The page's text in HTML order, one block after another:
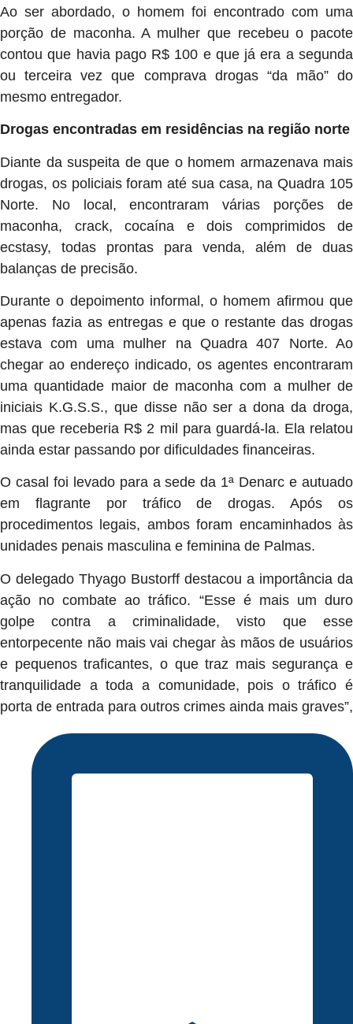
Ao ser abordado, o homem foi encontrado com uma
porção de maconha. A mulher que recebeu o pacote
contou que havia pago R$ 100 e que já era a segunda
ou terceira vez que comprava drogas “da mão” do
mesmo entregador.
Drogas encontradas em residências na região norte
Diante da suspeita de que o homem armazenava mais
drogas, os policiais foram até sua casa, na Quadra 105
Norte. No local, encontraram várias porções de
maconha, crack, cocaína e dois comprimidos de
ecstasy, todas prontas para venda, além de duas
balanças de precisão.
Durante o depoimento informal, o homem afirmou que
apenas fazia as entregas e que o restante das drogas
estava com uma mulher na Quadra 407 Norte. Ao
chegar ao endereço indicado, os agentes encontraram
uma quantidade maior de maconha com a mulher de
iniciais K.G.S.S., que disse não ser a dona da droga,
mas que receberia R$ 2 mil para guardá-la. Ela relatou
ainda estar passando por dificuldades financeiras.
O casal foi levado para a sede da 1ª Denarc e autuado
em flagrante por tráfico de drogas. Após os
procedimentos legais, ambos foram encaminhados às
unidades penais masculina e feminina de Palmas.
O delegado Thyago Bustorff destacou a importância da
ação no combate ao tráfico. “Esse é mais um duro
golpe contra a criminalidade, visto que esse
entorpecente não mais vai chegar às mãos de usuários
e pequenos traficantes, o que traz mais segurança e
tranquilidade a toda a comunidade, pois o tráfico é
porta de entrada para outros crimes ainda mais graves”,